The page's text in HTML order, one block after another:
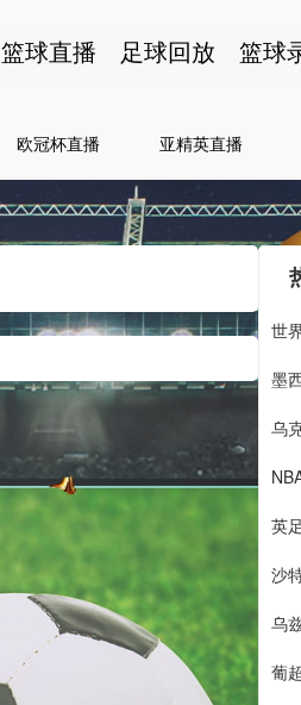
篮球直播 足球回放 篮球
欧冠杯直播 亚精英直播
世
墨
乌
英
沙
乌
葡超